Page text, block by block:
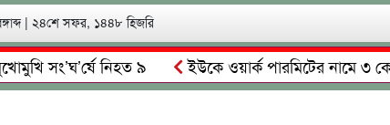
| ২৪শে সফর, ১৪৪৮ হিজরি
নিহত ৯ ইউকে ওয়ার্ক পারমিটের নামে ৩ কোটি ৬০
গ্রেপ্তারের দাবি স্থানীয়দের
গোয়াইনঘাটে আলিম উদ্দিনের